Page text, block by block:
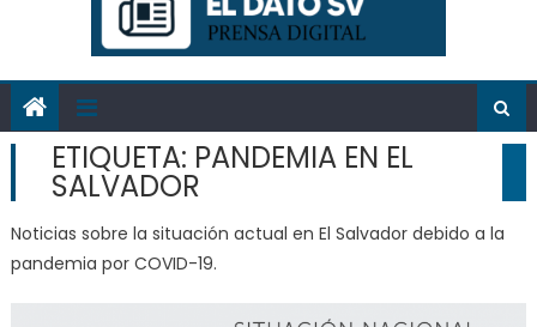
ETIQUETA: PANDEMIA EN EL
SALVADOR
Noticias sobre la situación actual en El Salvador debido a la
pandemia por COVID-19.